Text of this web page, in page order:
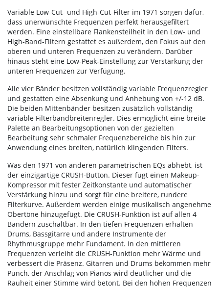
Variable Low-Cut- und High-Cut-Filter im 1971 sorgen dafür,
dass unerwünschte Frequenzen perfekt herausgefiltert
werden. Eine einstellbare Flankensteilheit in den Low- und
High-Band-Filtern gestattet es außerdem, den Fokus auf den
oberen und unteren Frequenzen zu verändern. Darüber
hinaus steht eine Low-Peak-Einstellung zur Verstärkung der
unteren Frequenzen zur Verfügung.
Alle vier Bänder besitzen vollständig variable Frequenzregler
und gestatten eine Absenkung und Anhebung von +/-12 dB.
Die beiden Mittenbänder besitzen zusätzlich vollständig
variable Filterbandbreitenregler. Dies ermöglicht eine breite
Palette an Bearbeitungsoptionen von der gezielten
Bearbeitung sehr schmaler Frequenzbereiche bis hin zur
Anwendung eines breiten, natürlich klingenden Filters.
Was den 1971 von anderen parametrischen EQs abhebt, ist
der einzigartige CRUSH-Button. Dieser fügt einen Makeup-
Kompressor mit fester Zeitkonstante und automatischer
Verstärkung hinzu und sorgt für eine breitere, rundere
Filterkurve. Außerdem werden einige musikalisch angenehme
Obertöne hinzugefügt. Die CRUSH-Funktion ist auf allen 4
Bändern zuschaltbar. In den tiefen Frequenzen erhalten
Drums, Bassgitarre und andere Instrumente der
Rhythmusgruppe mehr Fundament. In den mittleren
Frequenzen verleiht die CRUSH-Funktion mehr Wärme und
verbessert die Präsenz. Gitarren und Drums bekommen mehr
Punch, der Anschlag von Pianos wird deutlicher und die
Rauheit einer Stimme wird betont. Bei den hohen Frequenzen